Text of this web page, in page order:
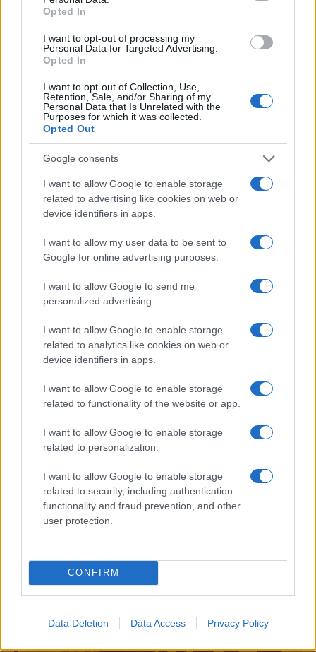
Opted In
I want to opt-out of processing my
Personal Data for Targeted Advertising.
Opted In
I want to opt-out of Collection, Use,
Retention, Sale, and/or Sharing of my
Personal Data that Is Unrelated with the
Purposes for which it was collected.
Opted Out
Google consents
I want to allow Google to enable storage
related to advertising like cookies on web or
device identifiers in apps.
I want to allow my user data to be sent to
Google for online advertising purposes.
I want to allow Google to send me
personalized advertising.
I want to allow Google to enable storage
related to analytics like cookies on web or
device identifiers in apps.
I want to allow Google to enable storage
related to functionality of the website or app.
I want to allow Google to enable storage
related to personalization.
I want to allow Google to enable storage
related to security, including authentication
functionality and fraud prevention, and other
user protection.
CONFIRM
Data Deletion Data Access Privacy Policy
műveleti készenlét miatt. „A katonákat
szabadságra és rövid szünetekre küldik” –
mondta.
„Vannak teljesítendő küldetések, de nehéz
azokat végrehajtani. Senki sem akar járőrözni
annak tudatában, hogy nem kapja meg a
kritikus fontosságú egységek teljes
támogatását, mint például a bombaelhárító
csapatokat vagy a kutatáshoz és a
válaszadáshoz szükséges további erőkét.
Ennek eredményeként a parancsnokok
haboznak kezdeményezni.”
Gázálarcokat és vegyi anyagokat
Amichay Éva: Jákob és Ézsau népe